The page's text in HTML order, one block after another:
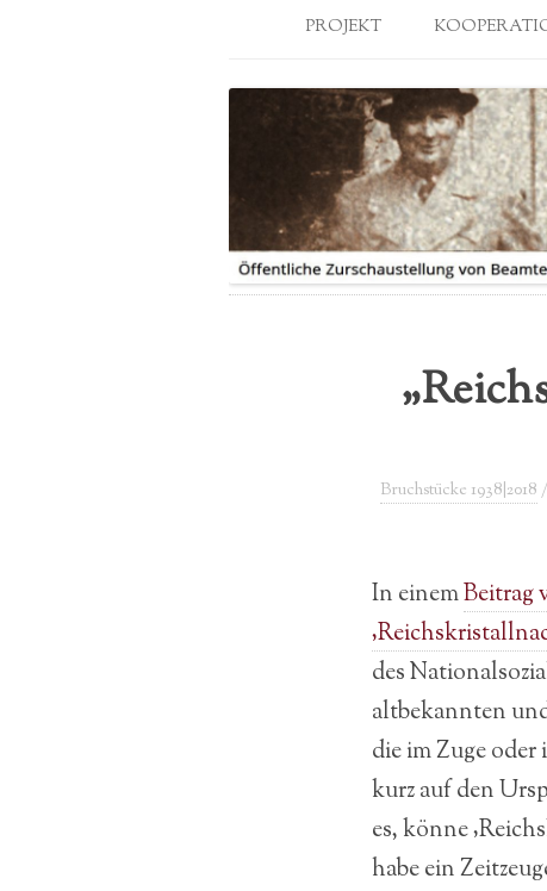
PROJEKT
IHRE GESCHICHTE|N
PRESSEBERICHTE
SPENDE
FLYER
Bruchstücke 1938|2018
In einemBeitrag
des
altbekannten
die im Zuge
kurz auf den
es, könne
habe ein